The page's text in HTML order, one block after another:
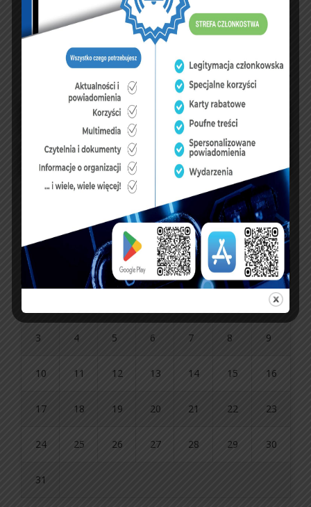
sierpień 2026
P S N
2
3 4 5 6 7 8 9
10 11 12 13 14 15 16
17 18 19 20 21 22 23
24 25 26 27 28 29 30
31